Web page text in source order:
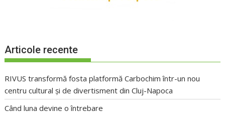
Articole recente
RIVUS transformă fosta platformă Carbochim într-un nou
centru cultural și de divertisment din Cluj-Napoca
Când luna devine o întrebare